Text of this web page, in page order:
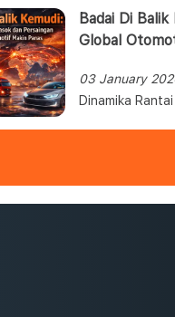
Badai Di
Global
03 January
Dinamika